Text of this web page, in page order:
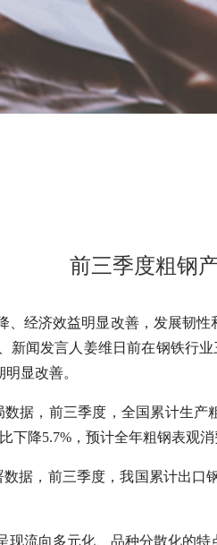
前三季度粗钢
、经济效益明显改善，发展韧
新闻发言人姜维日前在钢铁行
显改善。
据，前三季度，全国累计生
下降5.7%，预计全年粗钢表观
据，前三季度，我国累计出口
现流向多元化、品种分散化的